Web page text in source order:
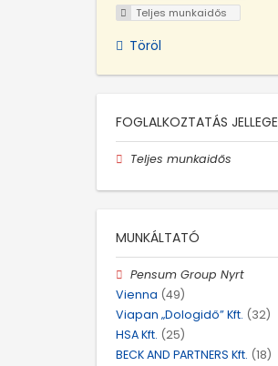
Teljes munkaidős
Töröl
FOGLALKOZTATÁS JELLEGE
Teljes munkaidős
MUNKÁLTATÓ
Pensum Group Nyrt
Vienna (49)
Viapan „Dologidő” Kft. (32)
HSA Kft. (25)
BECK AND PARTNERS Kft. (18)